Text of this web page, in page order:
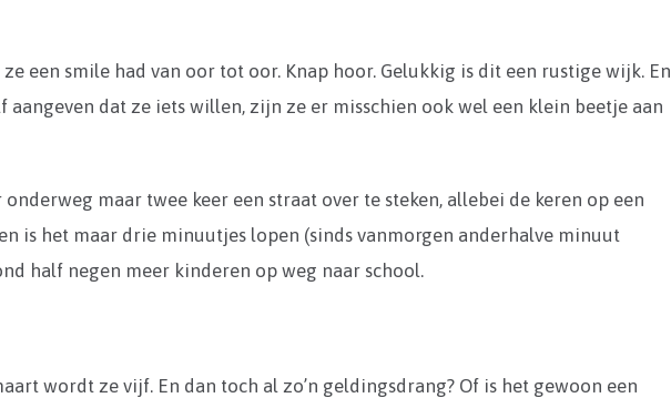
een smile had van oor tot oor. Knap hoor. Gelukkig is dit een rustige wijk. En
aangeven dat ze iets willen, zijn ze er misschien ook wel een klein beetje aan
maar twee keer een straat over te steken, allebei de keren op een
is het maar drie minuutjes lopen (sinds vanmorgen anderhalve minuut
half negen meer kinderen op weg naar school.
wordt ze vijf. En dan toch al zo’n geldingsdrang? Of is het gewoon een